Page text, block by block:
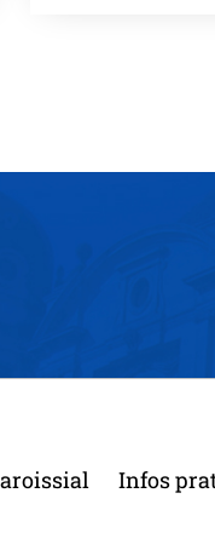
Infos